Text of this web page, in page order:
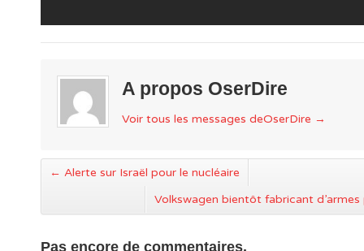
A propos OserDire
Voir tous les messages deOserDire →
← Alerte sur Israël pour le nucléaire
Volkswagen bientôt fabricant
Pas encore de commentaires.